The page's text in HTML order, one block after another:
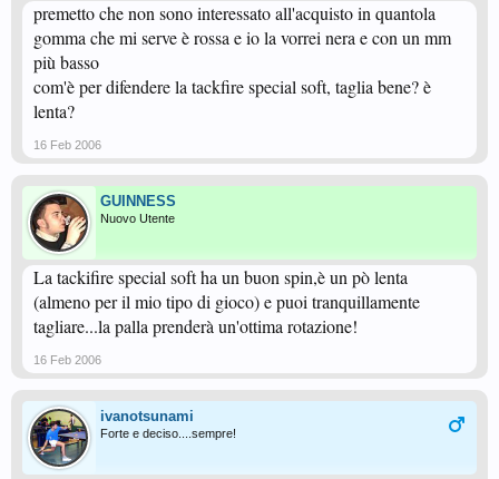
premetto che non sono interessato all'acquisto in quantola
gomma che mi serve è rossa e io la vorrei nera e con un mm
più basso
com'è per difendere la tackfire special soft, taglia bene? è
lenta?
16 Feb 2006
GUINNESS
Nuovo Utente
La tackifire special soft ha un buon spin,è un pò lenta
(almeno per il mio tipo di gioco) e puoi tranquillamente
tagliare...la palla prenderà un'ottima rotazione!
16 Feb 2006
ivanotsunami
Forte e deciso....sempre!